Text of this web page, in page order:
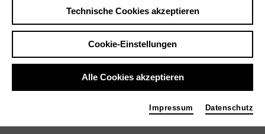
Übersicht
Jwa Kyum Kim
Musik, Theater
Technische Cookies akzeptieren
Cookie-Einstellungen
Alle Cookies akzeptieren
Impressum Datenschutz